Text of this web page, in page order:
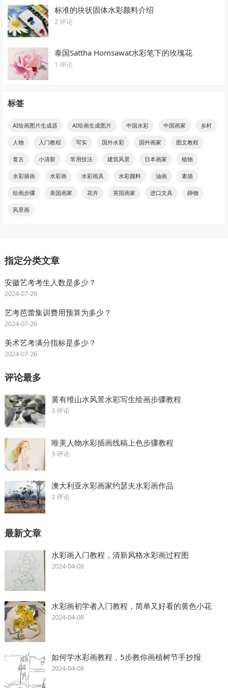
标准的块状固体水彩颜料介绍
2 评论
泰国Sattha Homsawat水彩笔下的玫瑰花
1 评论
标签
AI绘画图片生成器 AI绘画生成图片 中国水彩 中国画家 乡村
人物 入门教程 写实 国外水彩 国外画家 图文教程
复古 小清新 常用技法 建筑风景 日本画家 植物
水彩插画 水彩画 水彩画具 水彩颜料 油画 素描
绘画步骤 美国画家 花卉 英国画家 进口文具 静物
风景画
指定分类文章
安徽艺考考生人数是多少？
2024-07-26
艺考芭蕾集训费用预算为多少？
2024-07-26
美术艺考满分指标是多少？
2024-07-26
评论最多
黄有维山水风景水彩写生绘画步骤教程
3 评论
唯美人物水彩插画线稿上色步骤教程
3 评论
澳大利亚水彩画家约瑟夫水彩画作品
2 评论
最新文章
水彩画入门教程，清新风格水彩画过程图
2024-04-08
水彩画初学者入门教程，简单又好看的黄色小花
2024-04-08
如何学水彩画教程，5步教你画植树节手抄报
2024-04-08